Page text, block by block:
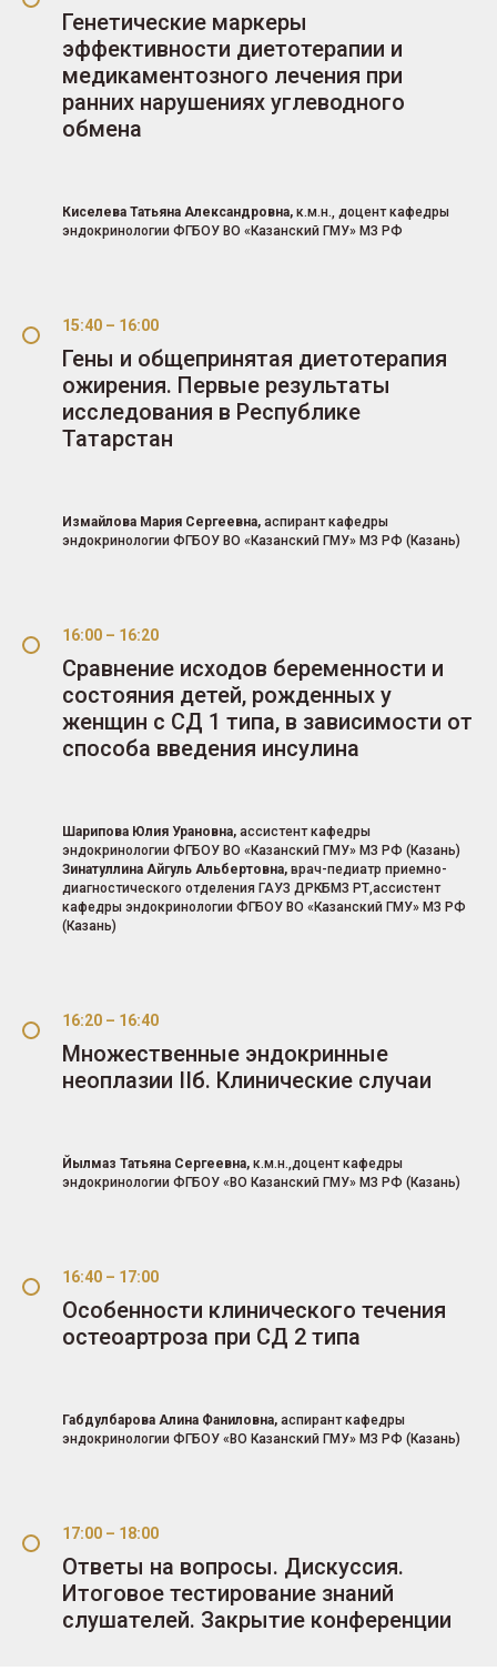
Генетические маркеры
эффективности диетотерапии и
медикаментозного лечения при
ранних нарушениях углеводного
обмена
Киселева Татьяна Александровна, к.м.н., доцент кафедры
эндокринологии ФГБОУ ВО «Казанский ГМУ» МЗ РФ
15:40 – 16:00
Гены и общепринятая диетотерапия
ожирения. Первые результаты
исследования в Республике
Татарстан
Измайлова Мария Сергеевна, аспирант кафедры
эндокринологии ФГБОУ ВО «Казанский ГМУ» МЗ РФ (Казань)
16:00 – 16:20
Сравнение исходов беременности и
состояния детей, рожденных у
женщин с СД 1 типа, в зависимости от
способа введения инсулина
Шарипова Юлия Урановна, ассистент кафедры
эндокринологии ФГБОУ ВО «Казанский ГМУ» МЗ РФ (Казань)
Зинатуллина Айгуль Альбертовна, врач-педиатр приемно-
диагностического отделения ГАУЗ ДРКБМЗ РТ,ассистент
кафедры эндокринологии ФГБОУ ВО «Казанский ГМУ» МЗ РФ
(Казань)
16:20 – 16:40
Множественные эндокринные
неоплазии IIб. Клинические случаи
Йылмаз Татьяна Сергеевна, к.м.н.,доцент кафедры
эндокринологии ФГБОУ «ВО Казанский ГМУ» МЗ РФ (Казань)
16:40 – 17:00
Особенности клинического течения
остеоартроза при СД 2 типа
Габдулбарова Алина Фаниловна, аспирант кафедры
эндокринологии ФГБОУ «ВО Казанский ГМУ» МЗ РФ (Казань)
17:00 – 18:00
Ответы на вопросы. Дискуссия.
Итоговое тестирование знаний
слушателей. Закрытие конференции